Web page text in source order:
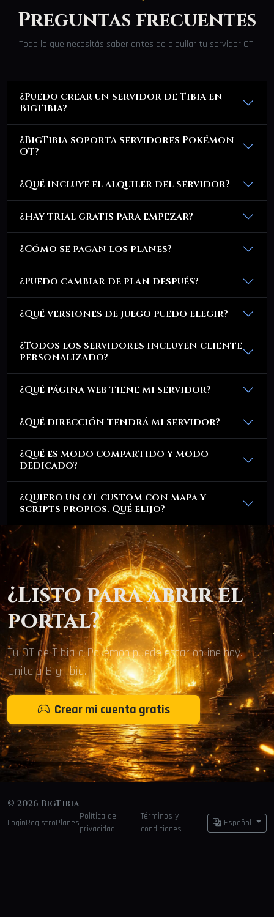
Preguntas frecuentes
Todo lo que necesitás saber antes de alquilar tu servidor OT.
¿Puedo crear un servidor de Tibia en
BigTibia?
¿BigTibia soporta servidores Pokémon
OT?
¿Qué incluye el alquiler del servidor?
¿Hay trial gratis para empezar?
¿Cómo se pagan los planes?
¿Puedo cambiar de plan después?
¿Qué versiones de juego puedo elegir?
¿Todos los servidores incluyen cliente
personalizado?
¿Qué página web tiene mi servidor?
¿Qué dirección tendrá mi servidor?
¿Qué es modo compartido y modo
dedicado?
¿Quiero un OT custom con mapa y
scripts propios. Qué elijo?
¿Listo para abrir el
portal?
Tu OT de Tibia o Pokémon puede estar online hoy.
Unite a BigTibia.
Crear mi cuenta gratis
© 2026 BigTibia
LoginRegistroPlanes
Política de
privacidad
Términos y
condiciones
Español